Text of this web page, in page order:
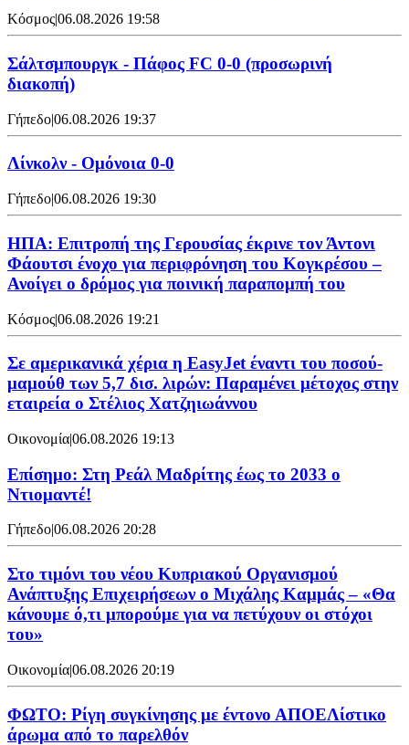
Κόσμος|06.08.2026 19:58
Σάλτσμπουργκ - Πάφος FC 0-0 (προσωρινή
διακοπή)
Γήπεδο|06.08.2026 19:37
Λίνκολν - Ομόνοια 0-0
Γήπεδο|06.08.2026 19:30
ΗΠΑ: Επιτροπή της Γερουσίας έκρινε τον Άντονι
Φάουτσι ένοχο για περιφρόνηση του Κογκρέσου –
Ανοίγει ο δρόμος για ποινική παραπομπή του
Κόσμος|06.08.2026 19:21
Σε αμερικανικά χέρια η EasyJet έναντι του ποσού-
μαμούθ των 5,7 δισ. λιρών: Παραμένει μέτοχος στην
εταιρεία ο Στέλιος Χατζηιωάννου
Οικονομία|06.08.2026 19:13
Επίσημο: Στη Ρεάλ Μαδρίτης έως το 2033 ο
Ντιομαντέ!
Γήπεδο|06.08.2026 20:28
Στο τιμόνι του νέου Κυπριακού Οργανισμού
Ανάπτυξης Επιχειρήσεων ο Μιχάλης Καμμάς – «Θα
κάνουμε ό,τι μπορούμε για να πετύχουν οι στόχοι
του»
Οικονομία|06.08.2026 20:19
ΦΩΤΟ: Ρίγη συγκίνησης με έντονο ΑΠΟΕΛίστικο
άρωμα από το παρελθόν